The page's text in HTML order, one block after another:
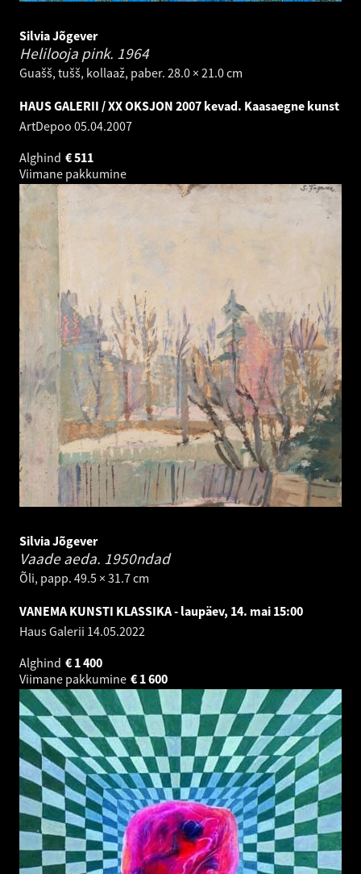
Silvia Jõgever
Helilooja pink. 1964
Guašš, tušš, kollaaž, paber. 28.0 × 21.0 cm
HAUS GALERII / XX OKSJON 2007 kevad. Kaasaegne kunst
ArtDepoo 05.04.2007
Alghind
511
€
Viimane pakkumine
Silvia Jõgever
Vaade aeda. 1950ndad
Õli, papp. 49.5 × 31.7 cm
VANEMA KUNSTI KLASSIKA - laupäev, 14. mai 15:00
Haus Galerii 14.05.2022
Alghind
1 400
€
Viimane pakkumine
1 600
€